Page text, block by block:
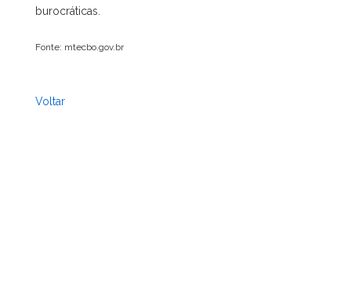
burocráticas.
Fonte: mtecbo.gov.br
Voltar